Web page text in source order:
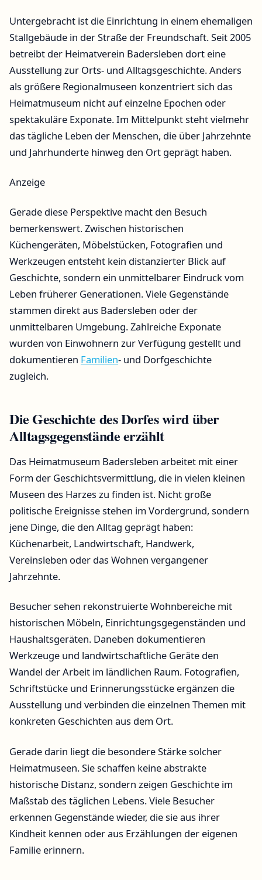
Untergebracht ist die Einrichtung in einem ehemaligen
Stallgebäude in der Straße der Freundschaft. Seit 2005
betreibt der Heimatverein Badersleben dort eine
Ausstellung zur Orts- und Alltagsgeschichte. Anders
als größere Regionalmuseen konzentriert sich das
Heimatmuseum nicht auf einzelne Epochen oder
spektakuläre Exponate. Im Mittelpunkt steht vielmehr
das tägliche Leben der Menschen, die über Jahrzehnte
und Jahrhunderte hinweg den Ort geprägt haben.
Anzeige
Gerade diese Perspektive macht den Besuch
bemerkenswert. Zwischen historischen
Küchengeräten, Möbelstücken, Fotografien und
Werkzeugen entsteht kein distanzierter Blick auf
Geschichte, sondern ein unmittelbarer Eindruck vom
Leben früherer Generationen. Viele Gegenstände
stammen direkt aus Badersleben oder der
unmittelbaren Umgebung. Zahlreiche Exponate
wurden von Einwohnern zur Verfügung gestellt und
dokumentieren Familien- und Dorfgeschichte
zugleich.
Die Geschichte des Dorfes wird über
Alltagsgegenstände erzählt
Das Heimatmuseum Badersleben arbeitet mit einer
Form der Geschichtsvermittlung, die in vielen kleinen
Museen des Harzes zu finden ist. Nicht große
politische Ereignisse stehen im Vordergrund, sondern
jene Dinge, die den Alltag geprägt haben:
Küchenarbeit, Landwirtschaft, Handwerk,
Vereinsleben oder das Wohnen vergangener
Jahrzehnte.
Besucher sehen rekonstruierte Wohnbereiche mit
historischen Möbeln, Einrichtungsgegenständen und
Haushaltsgeräten. Daneben dokumentieren
Werkzeuge und landwirtschaftliche Geräte den
Wandel der Arbeit im ländlichen Raum. Fotografien,
Schriftstücke und Erinnerungsstücke ergänzen die
Ausstellung und verbinden die einzelnen Themen mit
konkreten Geschichten aus dem Ort.
Gerade darin liegt die besondere Stärke solcher
Heimatmuseen. Sie schaffen keine abstrakte
historische Distanz, sondern zeigen Geschichte im
Maßstab des täglichen Lebens. Viele Besucher
erkennen Gegenstände wieder, die sie aus ihrer
Kindheit kennen oder aus Erzählungen der eigenen
Familie erinnern.